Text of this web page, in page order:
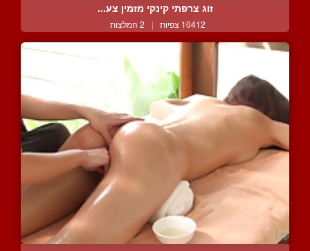
זוג צרפתי קינקי מזמין צע...
10412 צפיות | 2 המלצות